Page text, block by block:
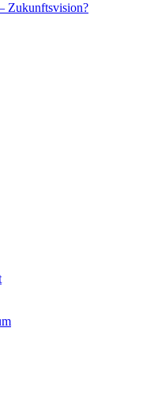
Zukunftsvision?